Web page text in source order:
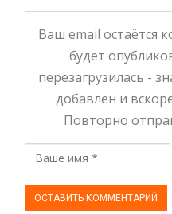
Ваш email остаётся
будет
перезагрузилась -
добавлен и
Повторно